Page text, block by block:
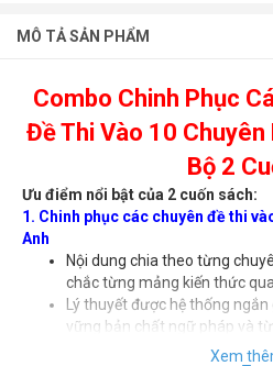
MÔ TẢ SẢN PHẨM
Combo Chinh Phục
Đề Thi Vào 10 Chuyên
Bộ 2
Ưu điểm nổi bật của 2 cuốn sách:
1. Chinh phục các chuyên đề thi
Anh
Nội dung chia theo từng
chắc từng mảng kiến thức
Lý thuyết được hệ thống
vững bản chất ngữ pháp và
Bài tập thiết kế từ cơ bản đến
Xem